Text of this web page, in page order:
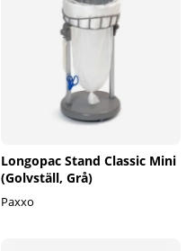
Longopac Stand Classic Mini
(Golvställ, Grå)
Paxxo